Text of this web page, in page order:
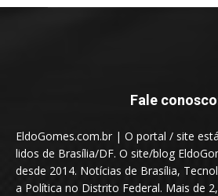
Fale
EldoGomes.com.br | O portal / site
lidos de Brasília/DF. O site/blog
desde 2014. Notícias de Brasília,
a Política no Distrito Federal. Mais de